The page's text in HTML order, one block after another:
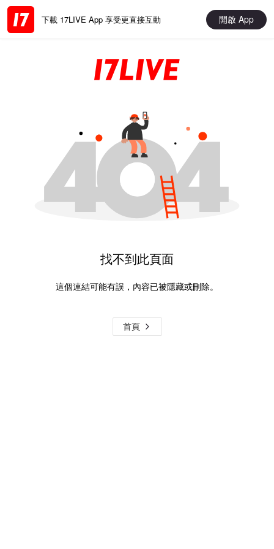
下載 17LIVE App 享受更直接互動 開啟 App
找不到此頁面
這個連結可能有誤，內容已被隱藏或刪除。
首頁